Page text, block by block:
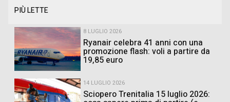
PIÙ LETTE
8 LUGLIO 2026
Ryanair celebra 41 anni con una
promozione flash: voli a partire da
19,85 euro
14 LUGLIO 2026
Sciopero Trenitalia 15 luglio 2026: